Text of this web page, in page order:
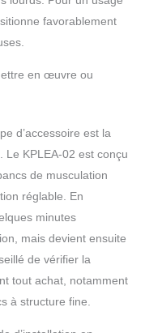
favorablement
en œuvre ou
d’accessoire est la
Le KPLEA-02 est conçu
de musculation
réglable. En
minutes
mais devient ensuite
de vérifier la
tout achat, notamment
à structure fine.